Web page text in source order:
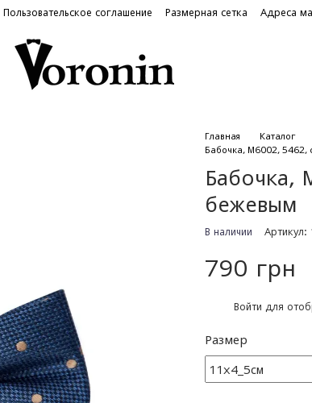
Пользовательское соглашение Размерная сетка Адреса
Главная Каталог
Бабочка, М6002, 5462,
Бабочка,
бежевым
В наличии
790 грн
Войти для
Размер